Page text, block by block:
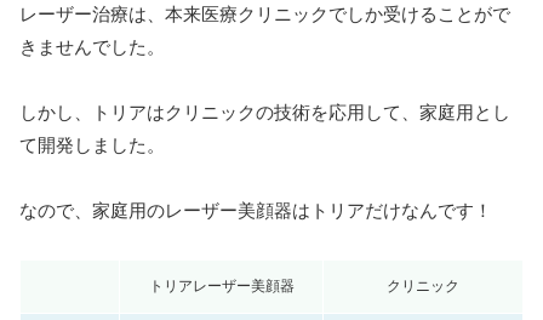
レーザー治療は、本来医療クリニックでしか受けることがで
きませんでした。
しかし、トリアはクリニックの技術を応用して、家庭用とし
て開発しました。
なので、家庭用のレーザー美顔器はトリアだけなんです！
トリアレーザー美顔器 クリニック